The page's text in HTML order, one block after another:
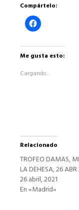
Compártelo:
Haz
clic
en
Facebook
en
Me gusta esto:
Cargando...
Relacionado
TROFEO DAMAS,
LA DEHESA, 26 ABR
26 abril, 2021
En «Madrid»